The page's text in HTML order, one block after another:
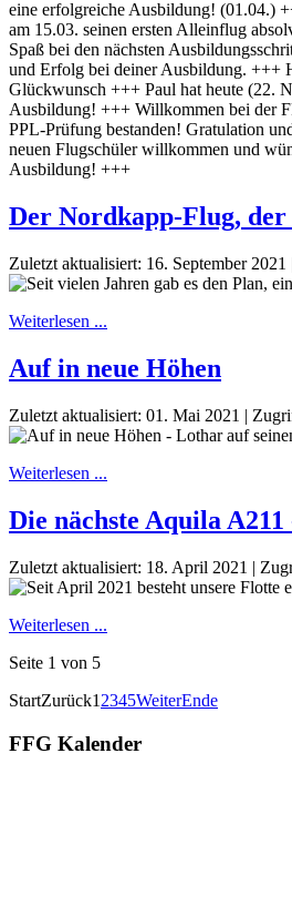
Der Nordkapp-Flug,
Zuletzt aktualisiert: 16. September 2021
Weiterlesen ...
Auf in neue Höhen
Zuletzt aktualisiert: 01. Mai 2021 |
Weiterlesen ...
Die nächste Aquila
Zuletzt aktualisiert: 18. April 2021 |
Weiterlesen ...
Seite 1 von 5
StartZurück1 2345WeiterEnde
FFG Kalender